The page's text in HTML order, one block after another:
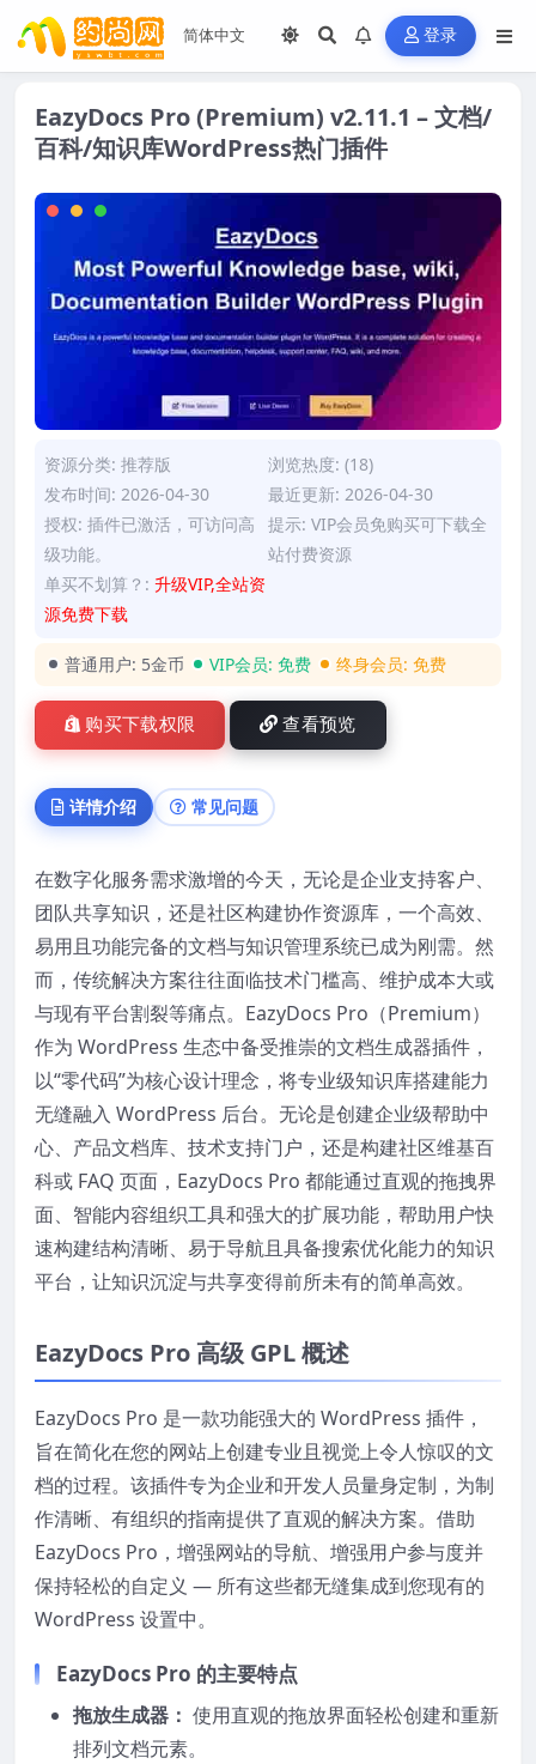
登录
EazyDocs Pro (Premium) v2.11.1 – 文档/
百科/知识库WordPress热门插件
资源分类: 推荐版
浏览热度: (18)
发布时间: 2026-04-30
最近更新: 2026-04-30
授权: 插件已激活，可访问高
级功能。
提示: VIP会员免购买可下载全
站付费资源
单买不划算？: 升级VIP,全站资
源免费下载
普通用户: 5金币 VIP会员: 免费 终身会员: 免费
购买下载权限 查看预览
详情介绍 常见问题
在数字化服务需求激增的今天，无论是企业支持客户、
团队共享知识，还是社区构建协作资源库，一个高效、
易用且功能完备的文档与知识管理系统已成为刚需。然
而，传统解决方案往往面临技术门槛高、维护成本大或
与现有平台割裂等痛点。EazyDocs Pro（Premium）
作为 WordPress 生态中备受推崇的文档生成器插件，
以“零代码”为核心设计理念，将专业级知识库搭建能力
无缝融入 WordPress 后台。无论是创建企业级帮助中
心、产品文档库、技术支持门户，还是构建社区维基百
科或 FAQ 页面，EazyDocs Pro 都能通过直观的拖拽界
面、智能内容组织工具和强大的扩展功能，帮助用户快
速构建结构清晰、易于导航且具备搜索优化能力的知识
平台，让知识沉淀与共享变得前所未有的简单高效。
EazyDocs Pro 高级 GPL 概述
EazyDocs Pro 是一款功能强大的 WordPress 插件，
旨在简化在您的网站上创建专业且视觉上令人惊叹的文
档的过程。该插件专为企业和开发人员量身定制，为制
作清晰、有组织的指南提供了直观的解决方案。借助
EazyDocs Pro，增强网站的导航、增强用户参与度并
保持轻松的自定义 — 所有这些都无缝集成到您现有的
WordPress 设置中。
EazyDocs Pro 的主要特点
拖放生成器： 使用直观的拖放界面轻松创建和重新
排列文档元素。